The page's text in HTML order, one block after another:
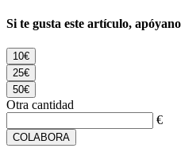
Si te gusta este artículo,
10€
25€
50€
Otra cantidad
€
COLABORA